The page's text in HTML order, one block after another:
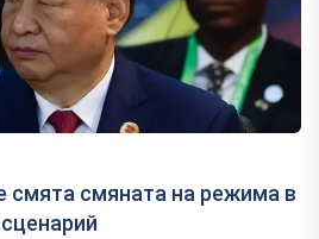
смята смяната на режима в